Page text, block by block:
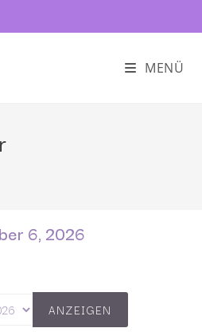
MENÜ
6, 2026